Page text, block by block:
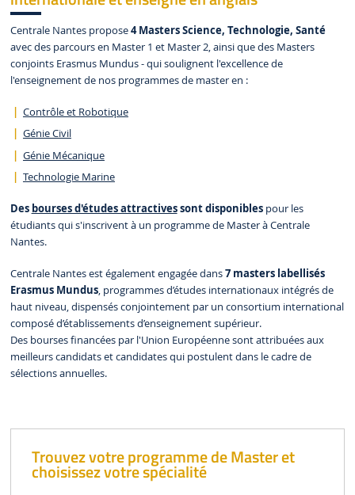
Centrale Nantes propose4 Masters Science, Technologie, Santé
avec des parcours en Master 1 et Master 2, ainsi que des Masters
conjoints Erasmus Mundus - qui soulignent l'excellence de
l'enseignement de nos programmes de master en :
Contrôle et Robotique
Génie Civil
Génie Mécanique
Technologie Marine
Des bourses d'études attractivessont disponiblespour les
étudiants qui s'inscrivent à un programme de Master à Centrale
Nantes.
Centrale Nantes est également engagée dans7 masters labellisés
Erasmus Mundus, programmes d’études internationaux intégrés de
haut niveau, dispensés conjointement par un consortium international
composé d’établissements d’enseignement supérieur.
Des bourses financées par l'Union Européenne sont attribuées aux
meilleurs candidats et candidates qui postulent dans le cadre de
sélections annuelles.
Trouvez votre programme de Master et
choisissez votre spécialité